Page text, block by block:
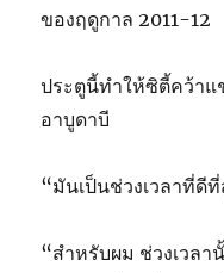
ของฤดูกาล 2011-12
ประตูนี้ทำให้ซิตี้คว้าแ
อาบูดาบี
“มันเป็นช่วงเวลาที่ดี
“สำหรับผม ช่วงเวลา